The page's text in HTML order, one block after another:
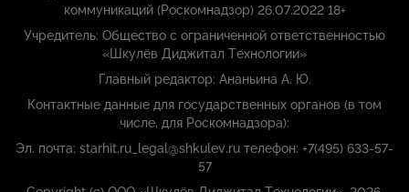
коммуникаций (Роскомнадзор) 26.07.2022 18+
Учредитель: Общество с ограниченной ответственностью
«Шкулёв Диджитал Технологии»
Главный редактор: Ананьина А. Ю.
Контактные данные для государственных органов (в том
числе, для Роскомнадзора):
Эл. почта: starhit.ru_legal@shkulev.ru телефон: +7(495) 633-57-
57